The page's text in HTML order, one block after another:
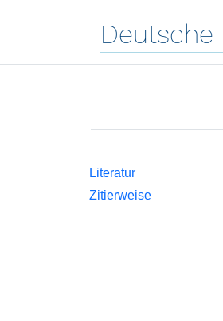
Deutsche
Literatur
Zitierweise